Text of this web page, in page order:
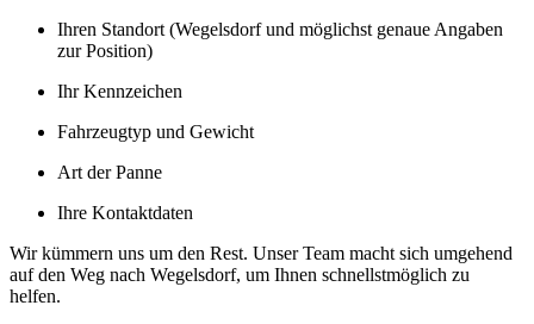
Ihren Standort (Wegelsdorf und möglichst genaue Angaben
zur Position)
Ihr Kennzeichen
Fahrzeugtyp und Gewicht
Art der Panne
Ihre Kontaktdaten
Wir kümmern uns um den Rest. Unser Team macht sich umgehend
auf den Weg nach Wegelsdorf, um Ihnen schnellstmöglich zu
helfen.